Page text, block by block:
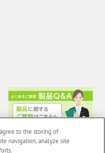
to the storing of
navigation, analyze site